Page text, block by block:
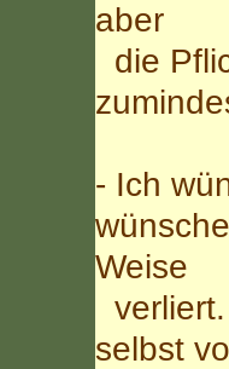
aber
die
- Ich
Weise
selbst